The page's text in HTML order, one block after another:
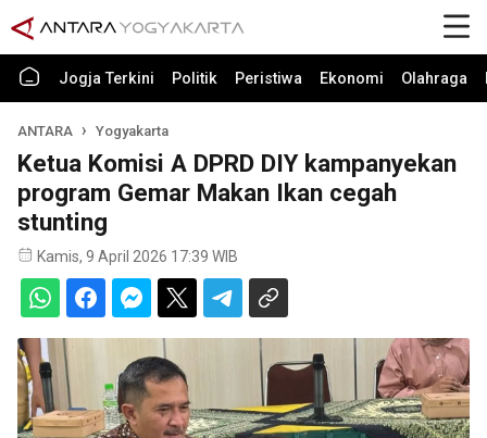
Jogja Terkini Politik Peristiwa Ekonomi Olahraga
ANTARA Yogyakarta
Ketua Komisi A DPRD DIY kampanyekan
program Gemar Makan Ikan cegah
stunting
Kamis, 9 April 2026 17:39 WIB